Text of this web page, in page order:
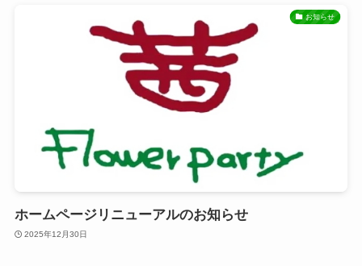
お知らせ
ホームページリニューアルのお知らせ
2025年12月30日